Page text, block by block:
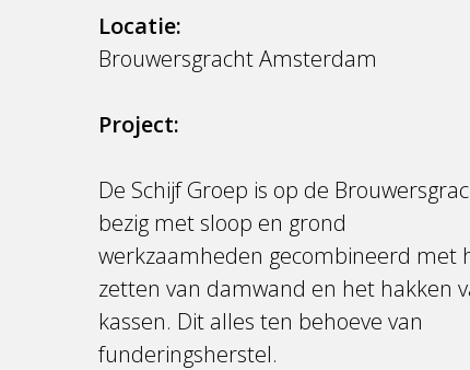
Locatie:
Brouwersgracht Amsterdam
Project:
De Schijf Groep is op de
bezig met sloop en grond
werkzaamheden gecombineerd met
zetten van damwand en het hakken
kassen. Dit alles ten behoeve van
funderingsherstel.